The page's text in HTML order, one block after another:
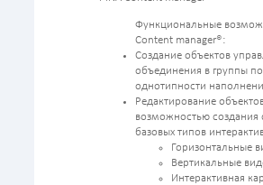
Функциональные
Content manager®:
Создание объектов
объединения в группы
однотипности
Редактирование
возможностью создания
базовых типов
Горизонтальные
Вертикальные
Интерактивная